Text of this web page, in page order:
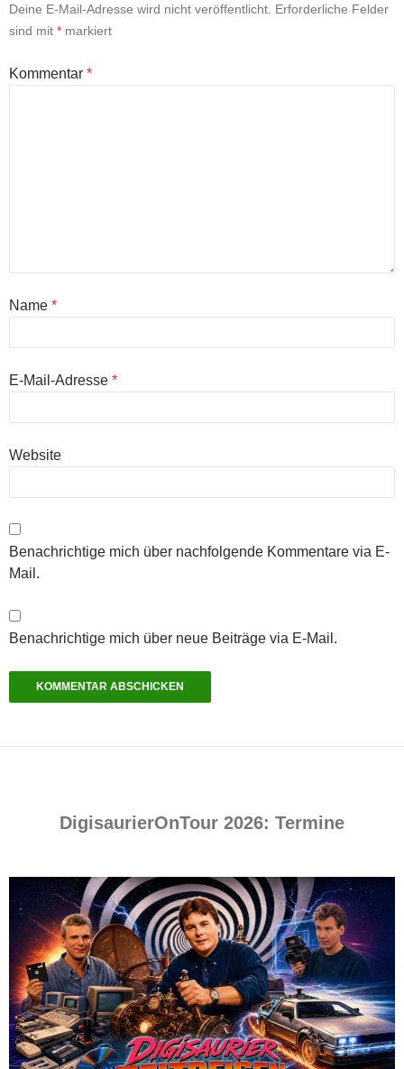
Deine E-Mail-Adresse wird nicht veröffentlicht. Erforderliche Felder
sind mit * markiert
Kommentar *
Name *
E-Mail-Adresse *
Website
Benachrichtige mich über nachfolgende Kommentare via E-
Mail.
Benachrichtige mich über neue Beiträge via E-Mail.
DigisaurierOnTour 2026: Termine